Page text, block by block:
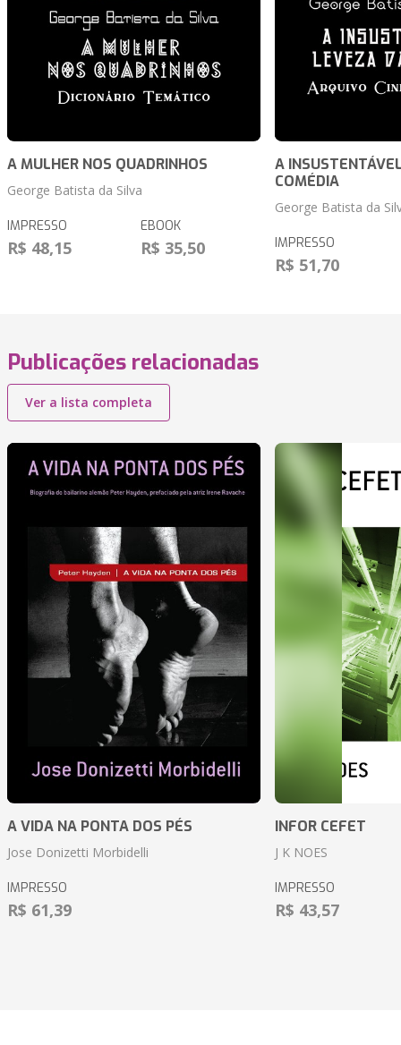
A MULHER NOS QUADRINHOS
George Batista da Silva
IMPRESSO
R$ 48,15
EBOOK
R$ 35,50
A
COMÉDIA
George Batista da
IMPRESSO
R$ 51,70
Publicações relacionadas
Ver a lista completa
A VIDA NA PONTA DOS PÉS
Jose Donizetti Morbidelli
IMPRESSO
R$ 61,39
INFOR CEFET
J K NOES
IMPRESSO
R$ 43,57